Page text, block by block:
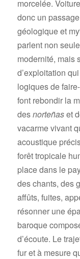
morcelée.
donc un
géologique et
parlent non
modernité, mais
d’exploitation
logiques de
font rebondir la
desnorteñaset
vacarme vivant
acoustique
forêt tropicale
place dans le
des chants, des
affûts, fuites,
résonner une
baroque
d’écoute. Le
fur et à mesure